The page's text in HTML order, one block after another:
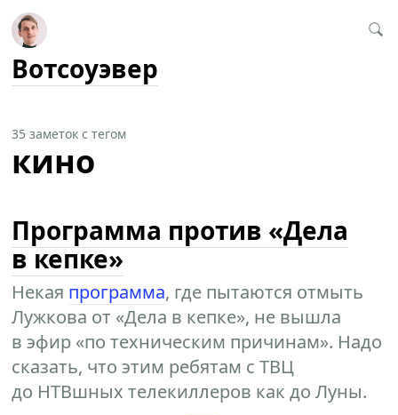
Вотсоуэвер
35 заметок с тегом
кино
Программа против «Дела
в кепке»
Некая программа, где пытаются отмыть
Лужкова от «Дела в кепке», не вышла
в эфир «по техническим причинам». Надо
сказать, что этим ребятам с ТВЦ
до НТВшных телекиллеров как до Луны.